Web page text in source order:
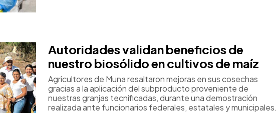
Autoridades validan beneficios de
nuestro biosólido en cultivos de maíz
Agricultores de Muna resaltaron mejoras en sus cosechas
gracias a la aplicación del subproducto proveniente de
nuestras granjas tecnificadas, durante una demostración
realizada ante funcionarios federales, estatales y municipales.